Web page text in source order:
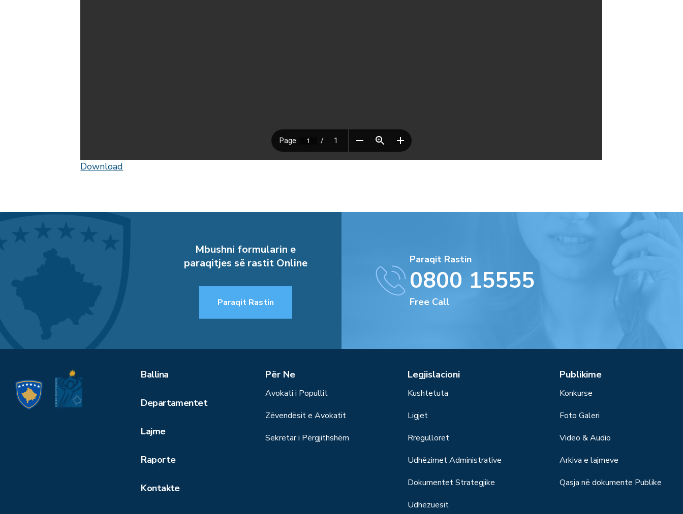
Download
Mbushni formularin e
paraqitjes së rastit Online
Paraqit Rastin
Paraqit Rastin
0800 15555
Free Call
Ballina
Departamentet
Lajme
Raporte
Kontakte
Për Ne
Avokati i Popullit
Zëvendësit e Avokatit
Sekretar i Përgjithshëm
Legjislacioni
Kushtetuta
Ligjet
Rregulloret
Udhëzimet Administrative
Dokumentet Strategjike
Udhëzuesit
Publikime
Konkurse
Foto Galeri
Video & Audio
Arkiva e lajmeve
Qasja në dokumente Publike